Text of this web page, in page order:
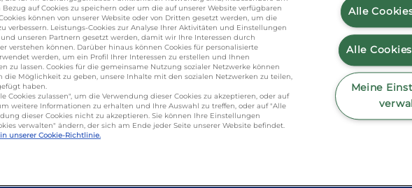
KONTAKT
foodservice.info@de.lactalis.com
Lactalis Deutschland GmbH - Tel: +49 (0)751 887 366
Omira Bodenseemilch GmbH - Tel: +49 (0)751 887
auf Cookies zu speichern oder um die auf unserer Website verfügbaren
können von unserer Website oder von Dritten gesetzt werden, um die
verbessern. Leistungs-Cookies zur Analyse Ihrer Aktivitäten und Einstellungen
unseren Partnern gesetzt werden, damit wir Ihre Interessen durch
verstehen können. Darüber hinaus können Cookies für personalisierte
werden, um ein Profil Ihrer Interessen zu erstellen und Ihnen
zu lassen. Cookies für die gemeinsame Nutzung sozialer Netzwerke können
Möglichkeit zu geben, unsere Inhalte mit den sozialen Netzwerken zu teilen,
haben.
Cookies zulassen", um die Verwendung dieser Cookies zu akzeptieren, oder auf
weitere Informationen zu erhalten und Ihre Auswahl zu treffen, oder auf "Alle
dieser Cookies nicht zu akzeptieren. Sie können Ihre Einstellungen
verwalten" ändern, der sich am Ende jeder Seite unserer Website befindet.
unserer Cookie-Richtlinie.
Alle
Alle
Meine